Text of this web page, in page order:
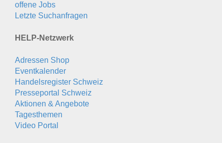
offene Jobs
Letzte Suchanfragen
HELP-Netzwerk
Adressen Shop
Eventkalender
Handelsregister Schweiz
Presseportal Schweiz
Aktionen & Angebote
Tagesthemen
Video Portal